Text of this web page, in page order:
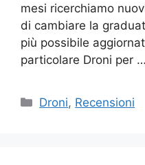
mesi ricerchiamo
di cambiare la
più possibile
particolare Droni per …
Categorie
Droni, Recensioni